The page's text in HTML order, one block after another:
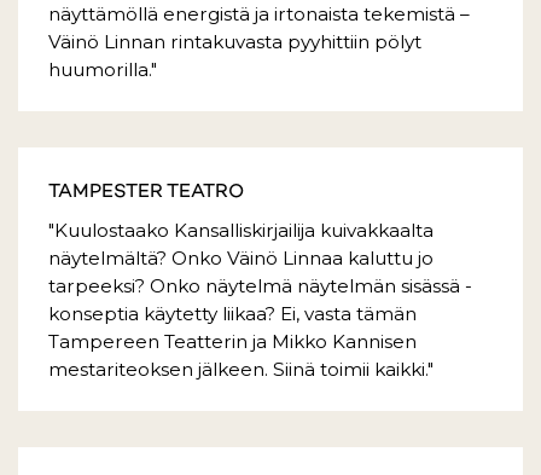
näyttämöllä energistä ja irtonaista tekemistä –
Väinö Linnan rintakuvasta pyyhittiin pölyt
huumorilla."
TAMPESTER TEATRO
"Kuulostaako Kansalliskirjailija kuivakkaalta
näytelmältä? Onko Väinö Linnaa kaluttu jo
tarpeeksi? Onko näytelmä näytelmän sisässä -
konseptia käytetty liikaa? Ei, vasta tämän
Tampereen Teatterin ja Mikko Kannisen
mestariteoksen jälkeen. Siinä toimii kaikki."